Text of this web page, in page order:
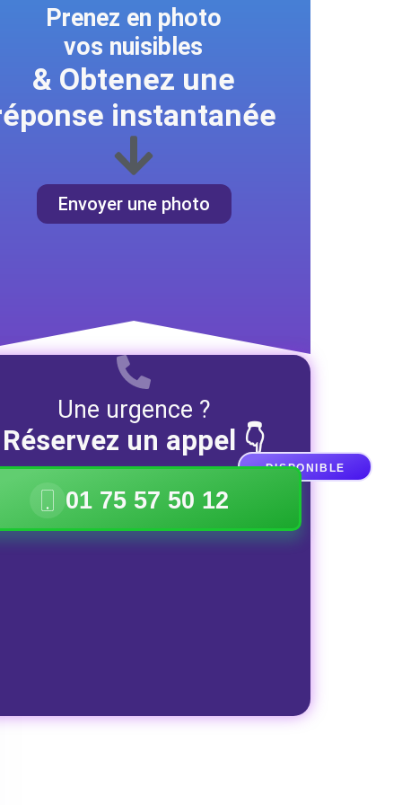
Prenez en photo
vos nuisibles
& Obtenez une
instantanée
Envoyer une photo
Une urgence ?
Réservez un appel 👇
01 75 57 50 12
DISPONIBLE